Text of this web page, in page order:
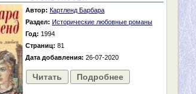
Автор: Картленд Барбара
Раздел: Исторические любовные романы
Год: 1994
Страниц: 81
Дата добавления: 26-07-2020
Читать Подробнее